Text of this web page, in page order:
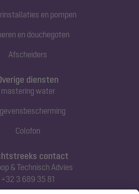
en pompen
en douchegoten
Afscheiders
contact
& Technisch Advies
+32 3 689 35 81
diensten
mastering water
Colofon